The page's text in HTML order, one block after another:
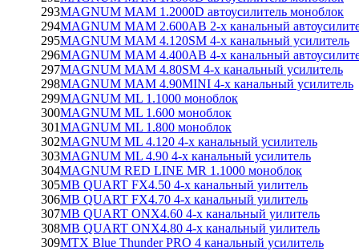
293MAGNUM MAM 1.2000D автоусилитель моноблок
294MAGNUM MAM 2.600AB 2-х канальный
295MAGNUM MAM 4.120SM 4-х канальный усилитель
296MAGNUM MAM 4.400AB 4-х канальный
297MAGNUM MAM 4.80SM 4-х канальный усилитель
298MAGNUM MAM 4.90MINI 4-х канальный усилитель
299MAGNUM ML 1.1000 моноблок
300MAGNUM ML 1.600 моноблок
301MAGNUM ML 1.800 моноблок
302MAGNUM ML 4.120 4-х канальный усилитель
303MAGNUM ML 4.90 4-х канальный усилитель
304MAGNUM RED LINE MR 1.1000 моноблок
305MB QUART FX4.50 4-х канальный уилитель
306MB QUART FX4.70 4-х канальный уилитель
307MB QUART ONX4.60 4-х канальный уилитель
308MB QUART ONX4.80 4-х канальный уилитель
309MTX Blue Thunder PRO 4 канальный усилитель